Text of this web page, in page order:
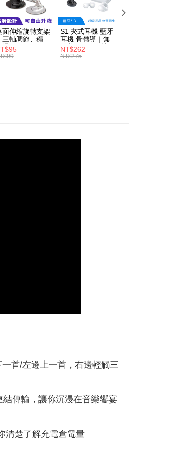
on orders of NT$598 or more
on orders of NT$598 or more
面伸縮旋轉支架
三軸調節、穩固
滑
S1 夾式耳機 藍牙
耳機 骨傳導｜無感
佩戴、狂甩不掉
NT$262
NT$275
首/左邊上一首，右邊輕觸三
傳輸，讓你沉浸在音樂饗宴
清楚了解充電倉電量